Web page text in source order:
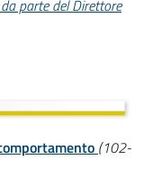
parte del Direttore
(102-